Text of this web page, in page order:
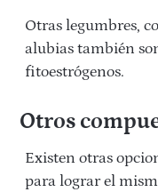
Otras legumbres,
alubias también
fitoestrógenos.
Otros
Existen otras
para lograr el